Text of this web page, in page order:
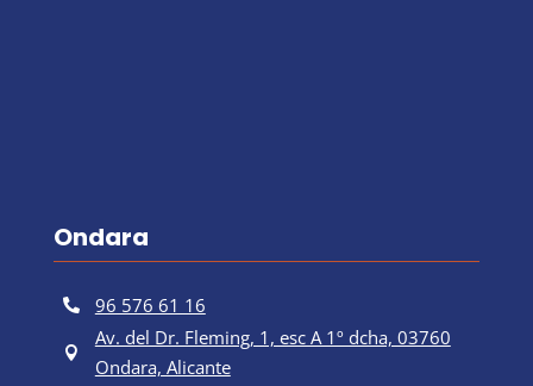
Ondara
 96 576 61 16

Av. del Dr. Fleming, 1, esc A 1º dcha, 03760
Ondara, Alicante